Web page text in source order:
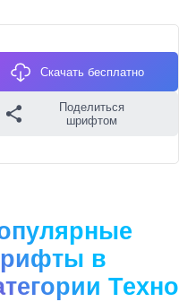
Скачать бесплатно
Поделиться
шрифтом
в
Техно